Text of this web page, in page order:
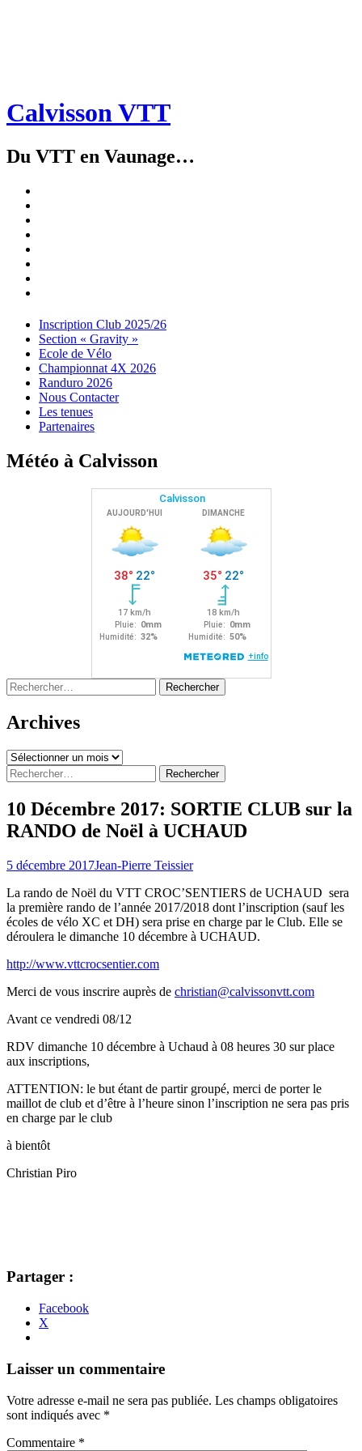
Calvisson VTT
Du VTT en Vaunage…
Menu
Widgets
Recherche
Aller
contenu
Inscription Club 2025/26
Section « Gravity »
Ecole de Vélo
Championnat 4X 2026
Randuro 2026
Nous Contacter
Les tenues
Partenaires
Météo à Calvisson
Rechercher :
Archives
Archives
Rechercher :
10 Décembre 2017: SORTIE CLUB sur la
RANDO de Noël à UCHAUD
5 décembre 2017Jean-Pierre Teissier
La rando de Noël du VTT CROC’SENTIERS de UCHAUD sera
la première rando de l’année 2017/2018 dont l’inscription (sauf les
écoles de vélo XC et DH) sera prise en charge par le Club. Elle se
déroulera le dimanche 10 décembre à UCHAUD.
http://www.vttcrocsentier.com
Merci de vous inscrire auprès de christian@calvissonvtt.com
Avant ce vendredi 08/12
RDV dimanche 10 décembre à Uchaud à 08 heures 30 sur place
aux inscriptions,
ATTENTION: le but étant de partir groupé, merci de porter le
maillot de club et d’être à l’heure sinon l’inscription ne sera pas pris
en charge par le club
à bientôt
Christian Piro
Partager :
Facebook
X
Navigation
articles
←
→
Laisser un commentaire
Votre adresse e-mail ne sera pas publiée. Les champs obligatoires
sont indiqués avec *
Commentaire *